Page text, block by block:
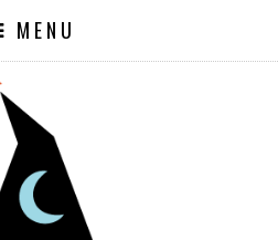
MENU